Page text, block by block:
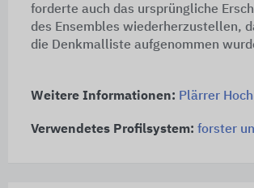
forderte auch das ursprüngliche
des Ensembles wiederherzustellen,
die Denkmalliste aufgenommen
Weitere Informationen: Plärrer
Verwendetes Profilsystem: forster